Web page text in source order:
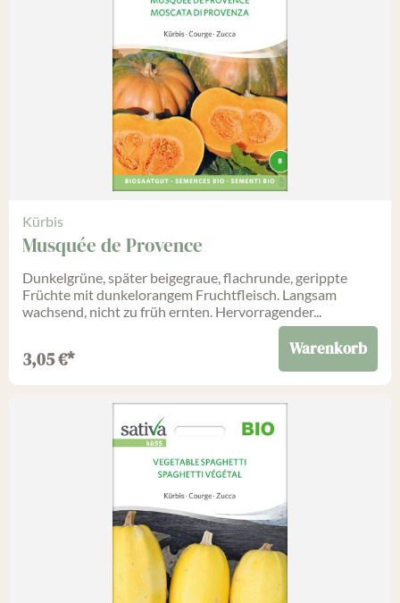
Kürbis
Musquée de Provence
Dunkelgrüne, später beigegraue, flachrunde, gerippte
Früchte mit dunkelorangem Fruchtfleisch. Langsam
wachsend, nicht zu früh ernten. Hervorragender...
3,05€* Warenkorb